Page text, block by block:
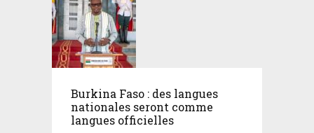
Burkina Faso : des langues
nationales seront comme
langues officielles